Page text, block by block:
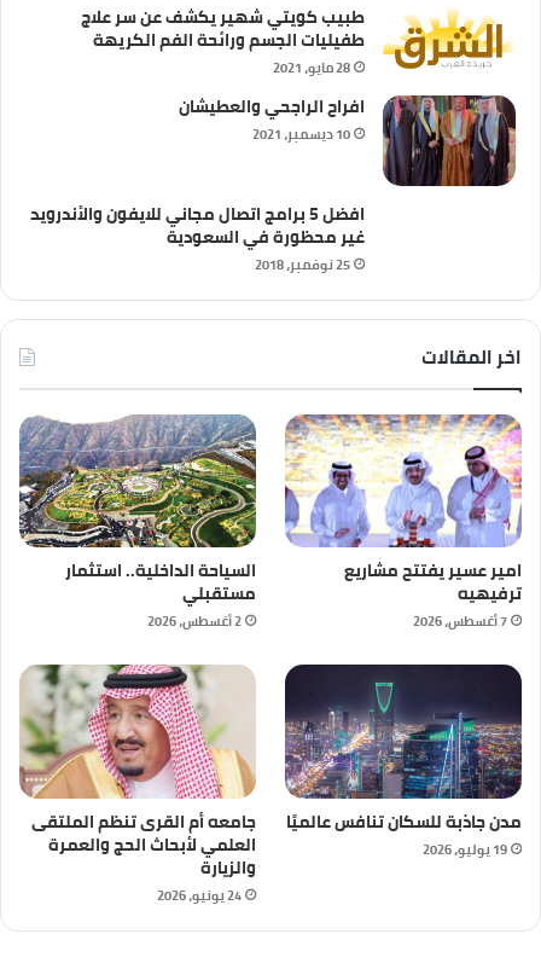
طبيب كويتي شهير يكشف عن سر علاج
طفيليات الجسم ورائحة الفم الكريهة
28 مايو، 2021
افراح الراجحي والعطيشان
10 ديسمبر، 2021
افضل 5 برامج اتصال مجاني للايفون والأندرويد
غير محظورة في السعودية
25 نوفمبر، 2018
اخر المقالات
امير عسير يفتتح مشاريع
ترفيهيه
7 أغسطس، 2026
السياحة الداخلية.. استثمار
مستقبلي
2 أغسطس، 2026
مدن جاذبة للسكان تنافس عالميًا
19 يوليو، 2026
جامعه أم القرى تنظم الملتقى
العلمي لأبحاث الحج والعمرة
والزيارة
24 يونيو، 2026